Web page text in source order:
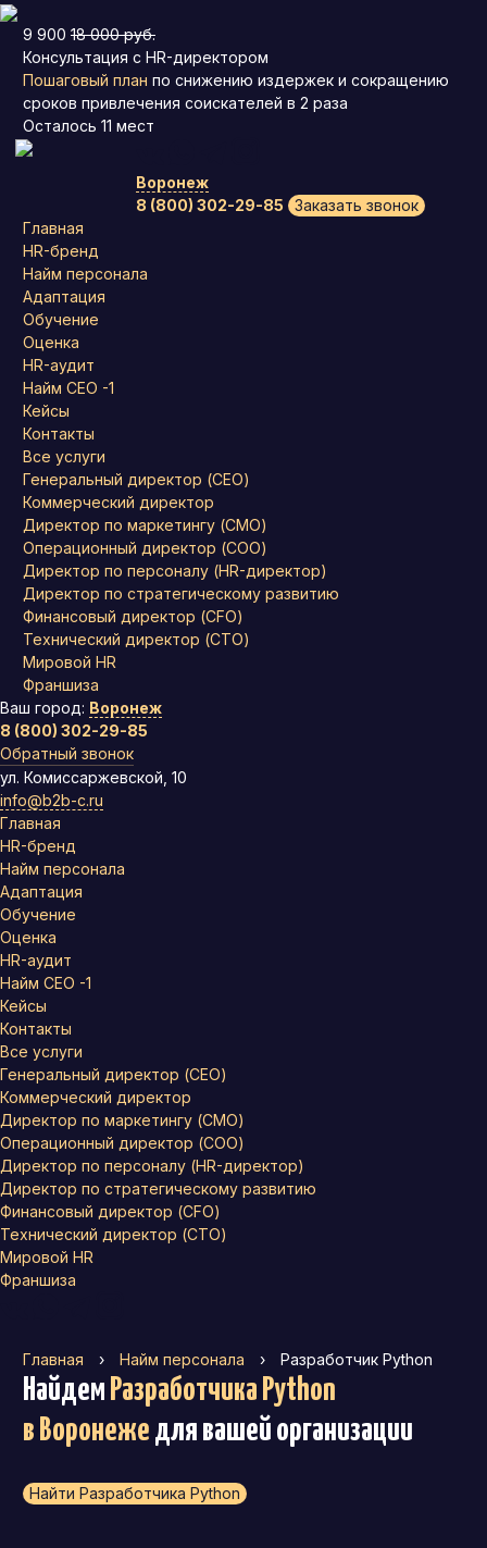
9 900 18 000 руб.
Консультация с HR-директором
Пошаговый план по снижению издержек и сокращению
сроков привлечения соискателей в 2 раза
Осталось 11 мест
Воронеж
8 (800) 302-29-85
Заказать звонок
Главная
HR-бренд
Найм персонала
Адаптация
Обучение
Оценка
HR-аудит
Найм СЕО -1
Кейсы
Контакты
Все услуги
Генеральный директор (CEO)
Коммерческий директор
Директор по маркетингу (CMO)
Операционный директор (COO)
Директор по персоналу (HR-директор)
Директор по стратегическому развитию
Финансовый директор (CFO)
Технический директор (CTO)
Мировой HR
Франшиза
Ваш город: Воронеж
8 (800) 302-29-85
Обратный звонок
ул. Комиссаржевской, 10
info@b2b-c.ru
Главная
HR-бренд
Найм персонала
Адаптация
Обучение
Оценка
HR-аудит
Найм СЕО -1
Кейсы
Контакты
Все услуги
Генеральный директор (CEO)
Коммерческий директор
Директор по маркетингу (CMO)
Операционный директор (COO)
Директор по персоналу (HR-директор)
Директор по стратегическому развитию
Финансовый директор (CFO)
Технический директор (CTO)
Мировой HR
Франшиза
Главная › Найм персонала › Разработчик Python
Найдем Разработчика Python
в Воронеже для вашей организации
Найти Разработчика Python